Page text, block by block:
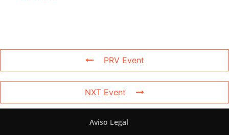
PRV Event
NXT Event
Aviso Legal